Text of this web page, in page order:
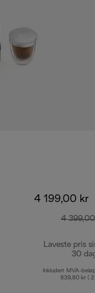
4 199,00 kr
4
Laveste pris
30
Inkludert MVA-
839,80 kr (